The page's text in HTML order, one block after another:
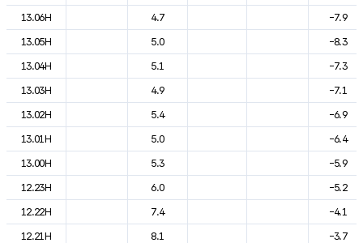
13.06H
4.7
-7.9
13.05H
5.0
-8.3
13.04H
5.1
-7.3
13.03H
4.9
-7.1
13.02H
5.4
-6.9
13.01H
5.0
-6.4
13.00H
5.3
-5.9
12.23H
6.0
-5.2
12.22H
7.4
-4.1
12.21H
8.1
-3.7